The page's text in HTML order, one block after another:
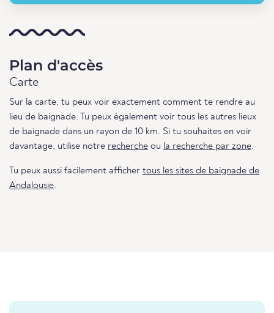
Plan d'accès
Carte
Sur la carte, tu peux voir exactement comment te rendre au
lieu de baignade. Tu peux également voir tous les autres lieux
de baignade dans un rayon de 10 km. Si tu souhaites en voir
davantage, utilise notre recherche ou la recherche par zone.
Tu peux aussi facilement afficher tous les sites de baignade de
Andalousie.